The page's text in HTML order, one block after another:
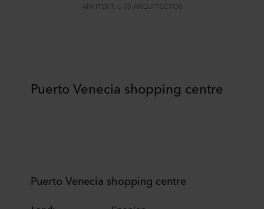
ARKITEKT, L-35 ARQUITECTOS
Puerto Venecia shopping centre
Puerto Venecia shopping centre